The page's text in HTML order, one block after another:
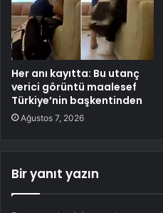
Her anı kayıtta: Bu utanç
verici görüntü maalesef
Türkiye’nin başkentinden
Ağustos 7, 2026
Bir yanıt yazın